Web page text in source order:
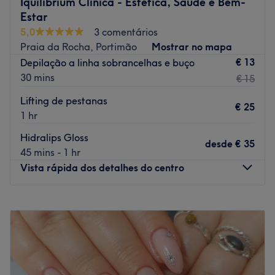
Estar
5,0
3 comentários
Praia da Rocha, Portimão
Mostrar no mapa
Depilação a linha sobrancelhas e buço
30 mins
€ 13
€ 15
Lifting de pestanas
1 hr
€ 25
Hidralips Gloss
45 mins - 1 hr
desde € 35
Vista rápida dos detalhes do centro
Terça-feira
10:00
Quarta-feira
10:00 – 19:00
Quinta-feira
10:00– 19:00
Sexta-feira
10:00